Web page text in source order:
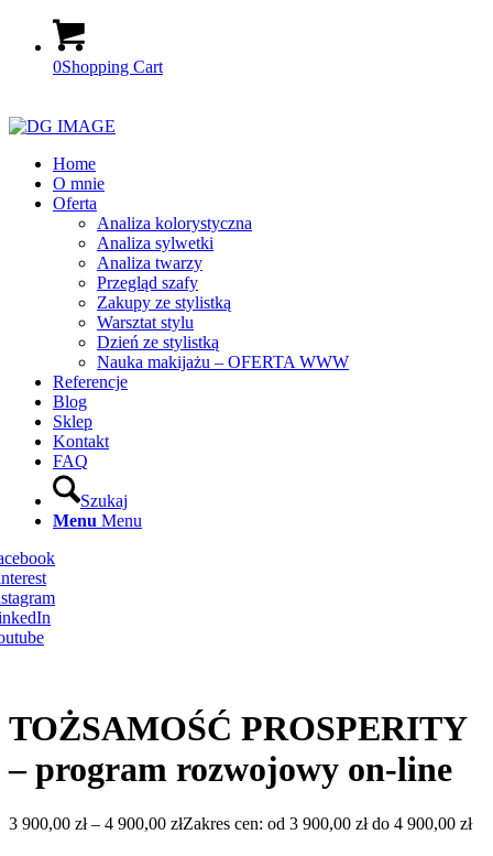
0Shopping Cart
Home
O mnie
Oferta
Analiza kolorystyczna
Analiza sylwetki
Analiza twarzy
Przegląd szafy
Zakupy ze stylistką
Warsztat stylu
Dzień ze stylistką
Nauka makijażu – OFERTA WWW
Referencje
Blog
Sklep
Kontakt
FAQ
Szukaj
Menu Menu
TOŻSAMOŚĆ PROSPERITY
– program rozwojowy on-line
3 900,00 zł – 4 900,00 złZakres cen: od 3 900,00 zł do 4 900,00 zł